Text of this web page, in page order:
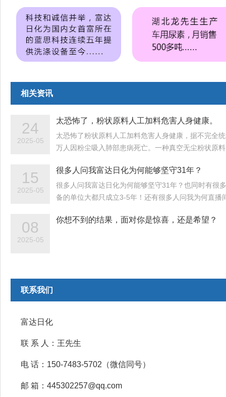
相关资讯
24
2025-05
太恐怖了，粉状原料人工加料危害人身健康。
太恐怖了粉状原料人工加料危害人身健康，据不完全
万人因粉尘吸入肺部患病死亡。一种真空无尘粉状原
15
2025-05
很多人问我富达日化为何能够坚守31年？
很多人问我富达日化为何能够坚守31年？也同时有很
备的单位大都只成立3-5年！还有很多人问我为何直
08
2025-05
你想不到的结果，面对你是惊喜，还是希望？
联系我们
富达日化
联 系 人：王先生
电 话：150-7483-5702（微信同号）
邮 箱：445302257@qq.com